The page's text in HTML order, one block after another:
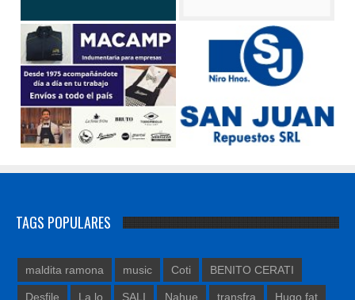
TAGS POPULARES
maldita ramona music Coti BENITO CERATI
Desfile La lo SALI Nahue transfra Hugo fat